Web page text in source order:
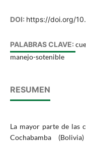
DOI: https://doi.org/
PALABRAS CLAVE:
manejo-sotenible
RESUMEN
La mayor parte de las
Cochabamba